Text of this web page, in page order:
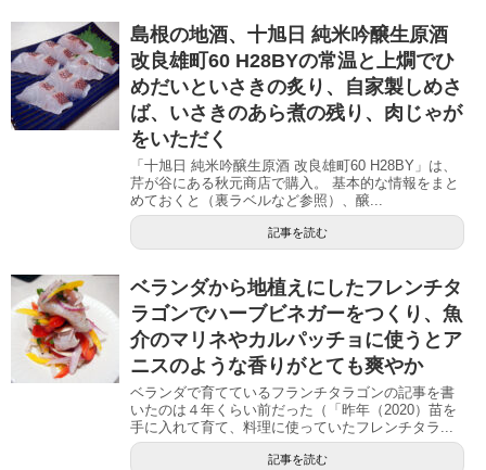
島根の地酒、十旭日 純米吟醸生原酒
改良雄町60 H28BYの常温と上燗でひ
めだいといさきの炙り、自家製しめさ
ば、いさきのあら煮の残り、肉じゃが
をいただく
「十旭日 純米吟醸生原酒 改良雄町60 H28BY」は、
芹が谷にある秋元商店で購入。 基本的な情報をまと
めておくと（裏ラベルなど参照）、醸...
記事を読む
ベランダから地植えにしたフレンチタ
ラゴンでハーブビネガーをつくり、魚
介のマリネやカルパッチョに使うとア
ニスのような香りがとても爽やか
ベランダで育てているフランチタラゴンの記事を書
いたのは４年くらい前だった（「昨年（2020）苗を
手に入れて育て、料理に使っていたフレンチタラ...
記事を読む